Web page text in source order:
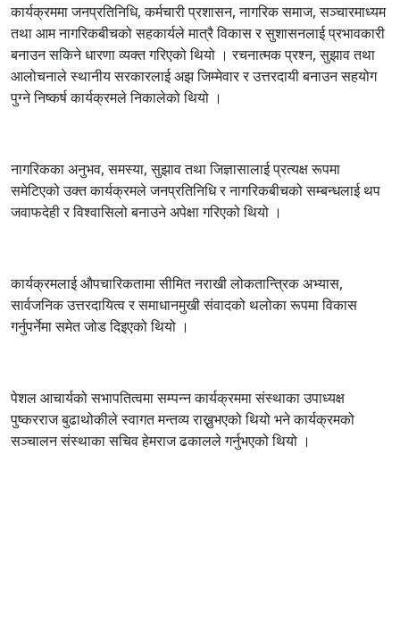
कार्यक्रममा जनप्रतिनिधि, कर्मचारी प्रशासन, नागरिक समाज, सञ्चारमाध्यम
तथा आम नागरिकबीचको सहकार्यले मात्रै विकास र सुशासनलाई प्रभावकारी
बनाउन सकिने धारणा व्यक्त गरिएको थियो । रचनात्मक प्रश्न, सुझाव तथा
आलोचनाले स्थानीय सरकारलाई अझ जिम्मेवार र उत्तरदायी बनाउन सहयोग
पुग्ने निष्कर्ष कार्यक्रमले निकालेको थियो ।
नागरिकका अनुभव, समस्या, सुझाव तथा जिज्ञासालाई प्रत्यक्ष रूपमा
समेटिएको उक्त कार्यक्रमले जनप्रतिनिधि र नागरिकबीचको सम्बन्धलाई थप
जवाफदेही र विश्वासिलो बनाउने अपेक्षा गरिएको थियो ।
कार्यक्रमलाई औपचारिकतामा सीमित नराखी लोकतान्त्रिक अभ्यास,
सार्वजनिक उत्तरदायित्व र समाधानमुखी संवादको थलोका रूपमा विकास
गर्नुपर्नेमा समेत जोड दिइएको थियो ।
पेशल आचार्यको सभापतित्वमा सम्पन्न कार्यक्रममा संस्थाका उपाध्यक्ष
पुष्करराज बुढाथोकीले स्वागत मन्तव्य राख्नुभएको थियो भने कार्यक्रमको
सञ्चालन संस्थाका सचिव हेमराज ढकालले गर्नुभएको थियो ।